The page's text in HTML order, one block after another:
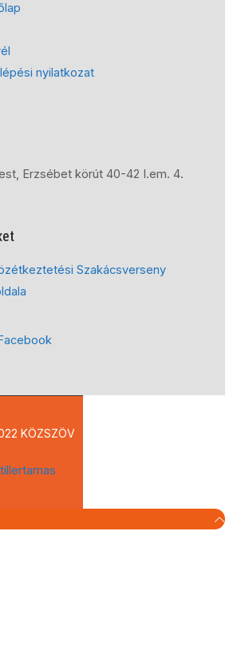
nyilatkozat
Erzsébet körút 40-42 I.em. 4.
Szakácsverseny
KÖZSZÖV